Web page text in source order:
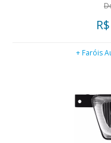
R$
+ Faróis